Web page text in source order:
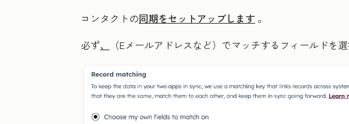
コンタクトの同期をセットアップします 。
必ず、 （Eメールアドレスなど）でマッチするフィールドを